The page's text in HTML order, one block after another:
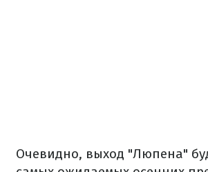
Очевидно, выход "Люпена"